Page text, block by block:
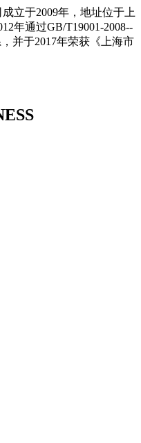
立于2009年，地址位于上
年通过GB/T19001-2008--
并于2017年荣获《上海市